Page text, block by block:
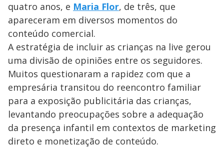
quatro anos, e Maria Flor, de três, que
apareceram em diversos momentos do
conteúdo comercial.
A estratégia de incluir as crianças na live gerou
uma divisão de opiniões entre os seguidores.
Muitos questionaram a rapidez com que a
empresária transitou do reencontro familiar
para a exposição publicitária das crianças,
levantando preocupações sobre a adequação
da presença infantil em contextos de marketing
direto e monetização de conteúdo.